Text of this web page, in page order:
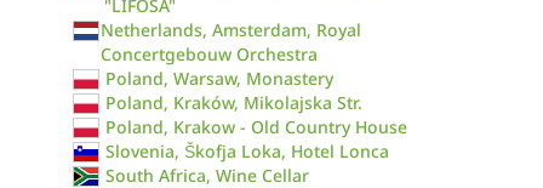
"LIFOSA"
Netherlands, Amsterdam, Royal
Concertgebouw Orchestra
Poland, Warsaw, Monastery
Poland, Kraków, Mikolajska Str.
Poland, Krakow - Old Country House
Slovenia, Škofja Loka, Hotel Lonca
South Africa, Wine Cellar